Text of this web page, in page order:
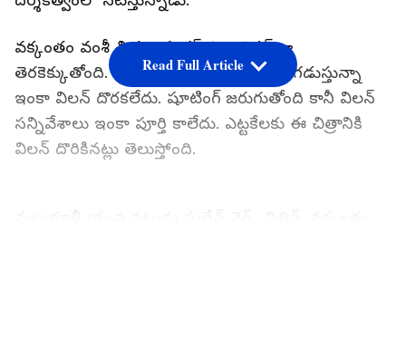
వక్కంతం వంశీ చిత్రం యాక్షన్ ఎంటర్టైనర్ గా
తెరకెక్కుతోంది. ఈ చిత్రం ప్రారంభమై ఏడాది గడుస్తున్నా
ఇంకా విలన్ దొరకలేదు. షూటింగ్ జరుగుతోంది కానీ విలన్
సన్నివేశాలు ఇంకా పూర్తి కాలేదు. ఎట్టకేలకు ఈ చిత్రానికి
విలన్ దొరికినట్లు తెలుస్తోంది.
Read Full Article